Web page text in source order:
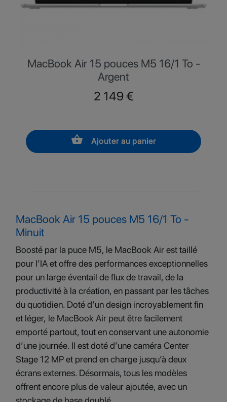
MacBook Air 15 pouces M5 16/1 To -
Argent
Prix
2 149 €
shopping_basket Ajouter au panier
MacBook Air 15 pouces M5 16/1 To -
Minuit
Boosté par la puce M5, le MacBook Air est taillé
pour l’IA et offre des performances exceptionnelles
pour un large éventail de flux de travail, de la
productivité à la création, en passant par les tâches
du quotidien. Doté d’un design incroyablement fin
et léger, le MacBook Air peut être facilement
emporté partout, tout en conservant une autonomie
d’une journée. Il est doté d’une caméra Center
Stage 12 MP et prend en charge jusqu’à deux
écrans externes. Désormais, tous les modèles
offrent encore plus de valeur ajoutée, avec un